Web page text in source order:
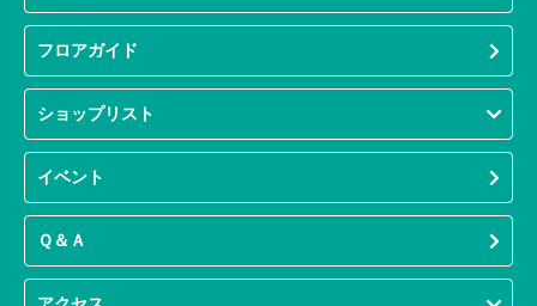
フロアガイド
ショップリスト
イベント
Ｑ＆Ａ